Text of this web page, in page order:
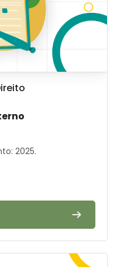
2025.
do Rio Grande